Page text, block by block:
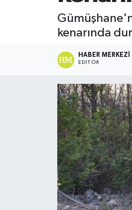
kenarında
HABER MERKEZI
EDITÖR
Politika
Tokat Spor
Ekonomi
Tokat Haber
Tüm Manşetler
Son Dakika Haberleri
Haber Arşivi